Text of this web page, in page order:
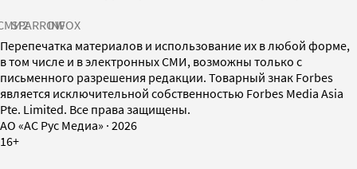
SPARROWINFOX
Перепечатка материалов и использование их в любой форме,
в том числе и в электронных СМИ, возможны только с
письменного разрешения редакции. Товарный знак Forbes
является исключительной собственностью Forbes Media Asia
Pte. Limited. Все права защищены.
AO «АС Рус Медиа» · 2026
16+